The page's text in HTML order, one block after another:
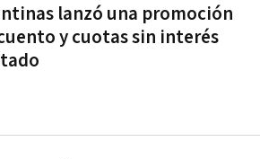
lanzó una promoción
y cuotas sin interés